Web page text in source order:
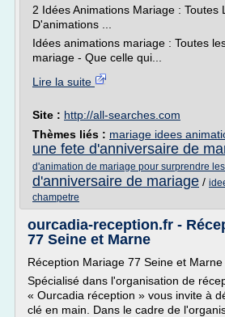
2 Idées Animations Mariage : Toutes
D'animations ...
Idées animations mariage : Toutes
mariage - Que celle qui...
Lire la suite
Site : http://all-searches.com
Thèmes liés : mariage idees
une fete d'anniversaire de
d'animation de mariage pour surprendre
d'anniversaire de mariage /
champetre
ourcadia-reception.fr -
77 Seine et Marne
Réception Mariage 77 Seine et Marne
Spécialisé dans l'organisation de
« Ourcadia réception » vous invite à
clé en main. Dans le cadre de